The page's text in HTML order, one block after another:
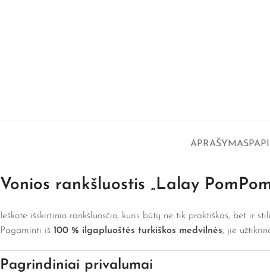
APRAŠYMAS
Vonios rankšluostis „Lalay
Ieškote išskirtinio rankšluosčio, kuris būtų ne tik praktiškas, bet ir
Pagaminti iš 100 % ilgapluoštės turkiškos medvilnės, jie
Pagrindiniai privalumai